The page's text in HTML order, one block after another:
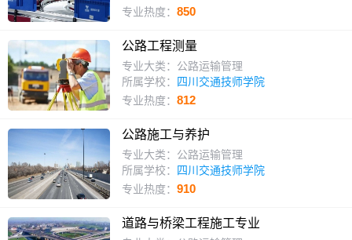
专业热度： 850
公路工程测量
专业大类：公路运输管理
所属学校：
四川交通技师学院
专业热度： 812
公路施工与养护
专业大类：公路运输管理
所属学校：
四川交通技师学院
专业热度： 910
道路与桥梁工程施工专业